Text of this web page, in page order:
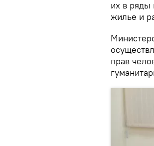
их в ряды
жилье и
прав